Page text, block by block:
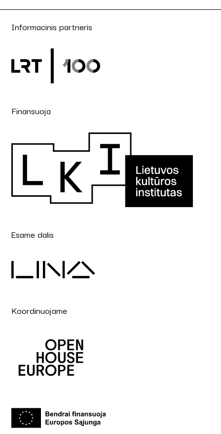
Informacinis partneris
Finansuoja
Esame dalis
Koordinuojame